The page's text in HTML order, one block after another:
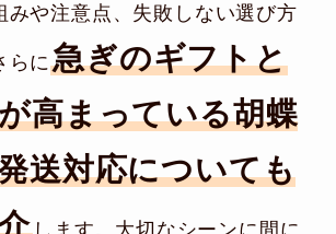
みや注意点、失敗しない選び方
らに急ぎのギフトと
高まっている胡蝶
送対応についても
します。大切なシーンに間に